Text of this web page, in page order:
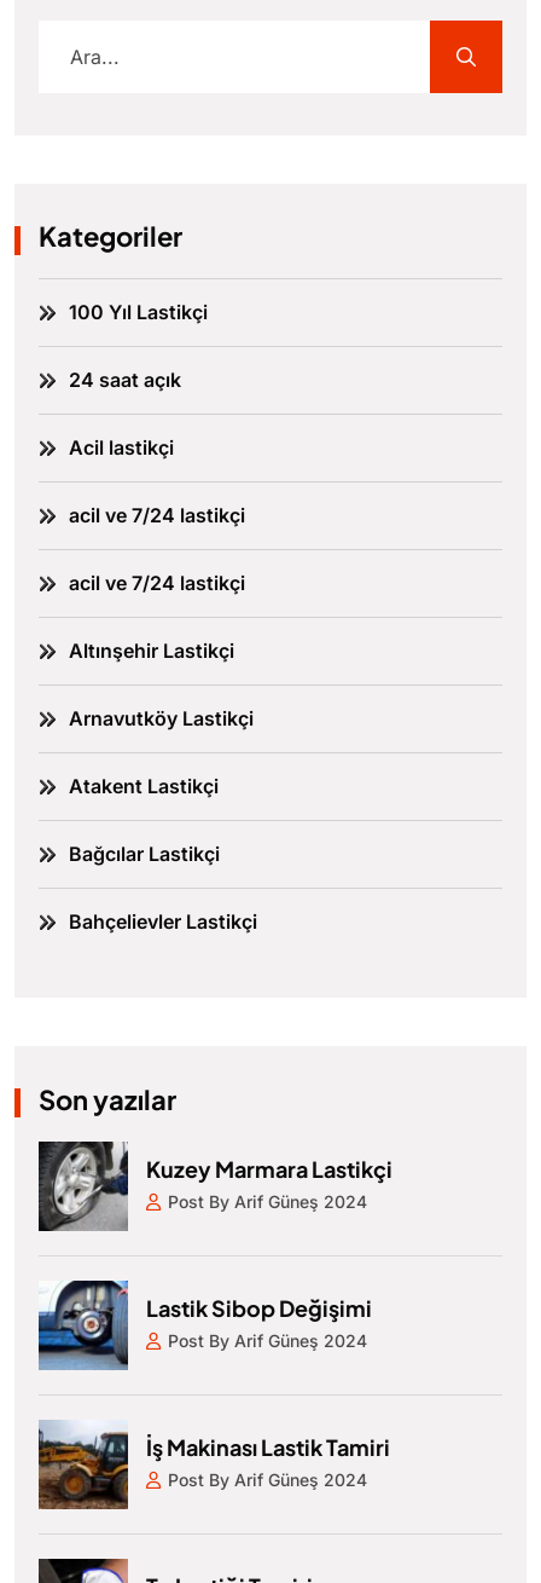
Kategoriler
100 Yıl Lastikçi
24 saat açık
Acil lastikçi
acil ve 7/24 lastikçi
acil ve 7/24 lastikçi
Altınşehir Lastikçi
Arnavutköy Lastikçi
Atakent Lastikçi
Bağcılar Lastikçi
Bahçelievler Lastikçi
Son yazılar
Kuzey Marmara Lastikçi
Post By Arif Güneş 2024
Lastik Sibop Değişimi
Post By Arif Güneş 2024
İş Makinası Lastik Tamiri
Post By Arif Güneş 2024